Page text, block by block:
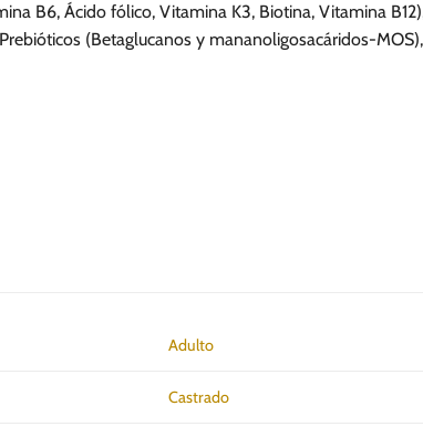
B6, Ácido fólico, Vitamina K3, Biotina, Vitamina
(Betaglucanos y mananoligosacáridos-
Adulto
Castrado